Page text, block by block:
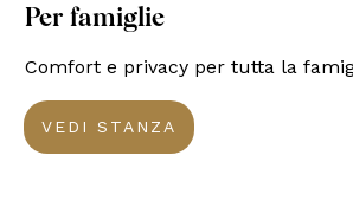
Per famiglie
Comfort e privacy per tutta la
VEDI STANZA